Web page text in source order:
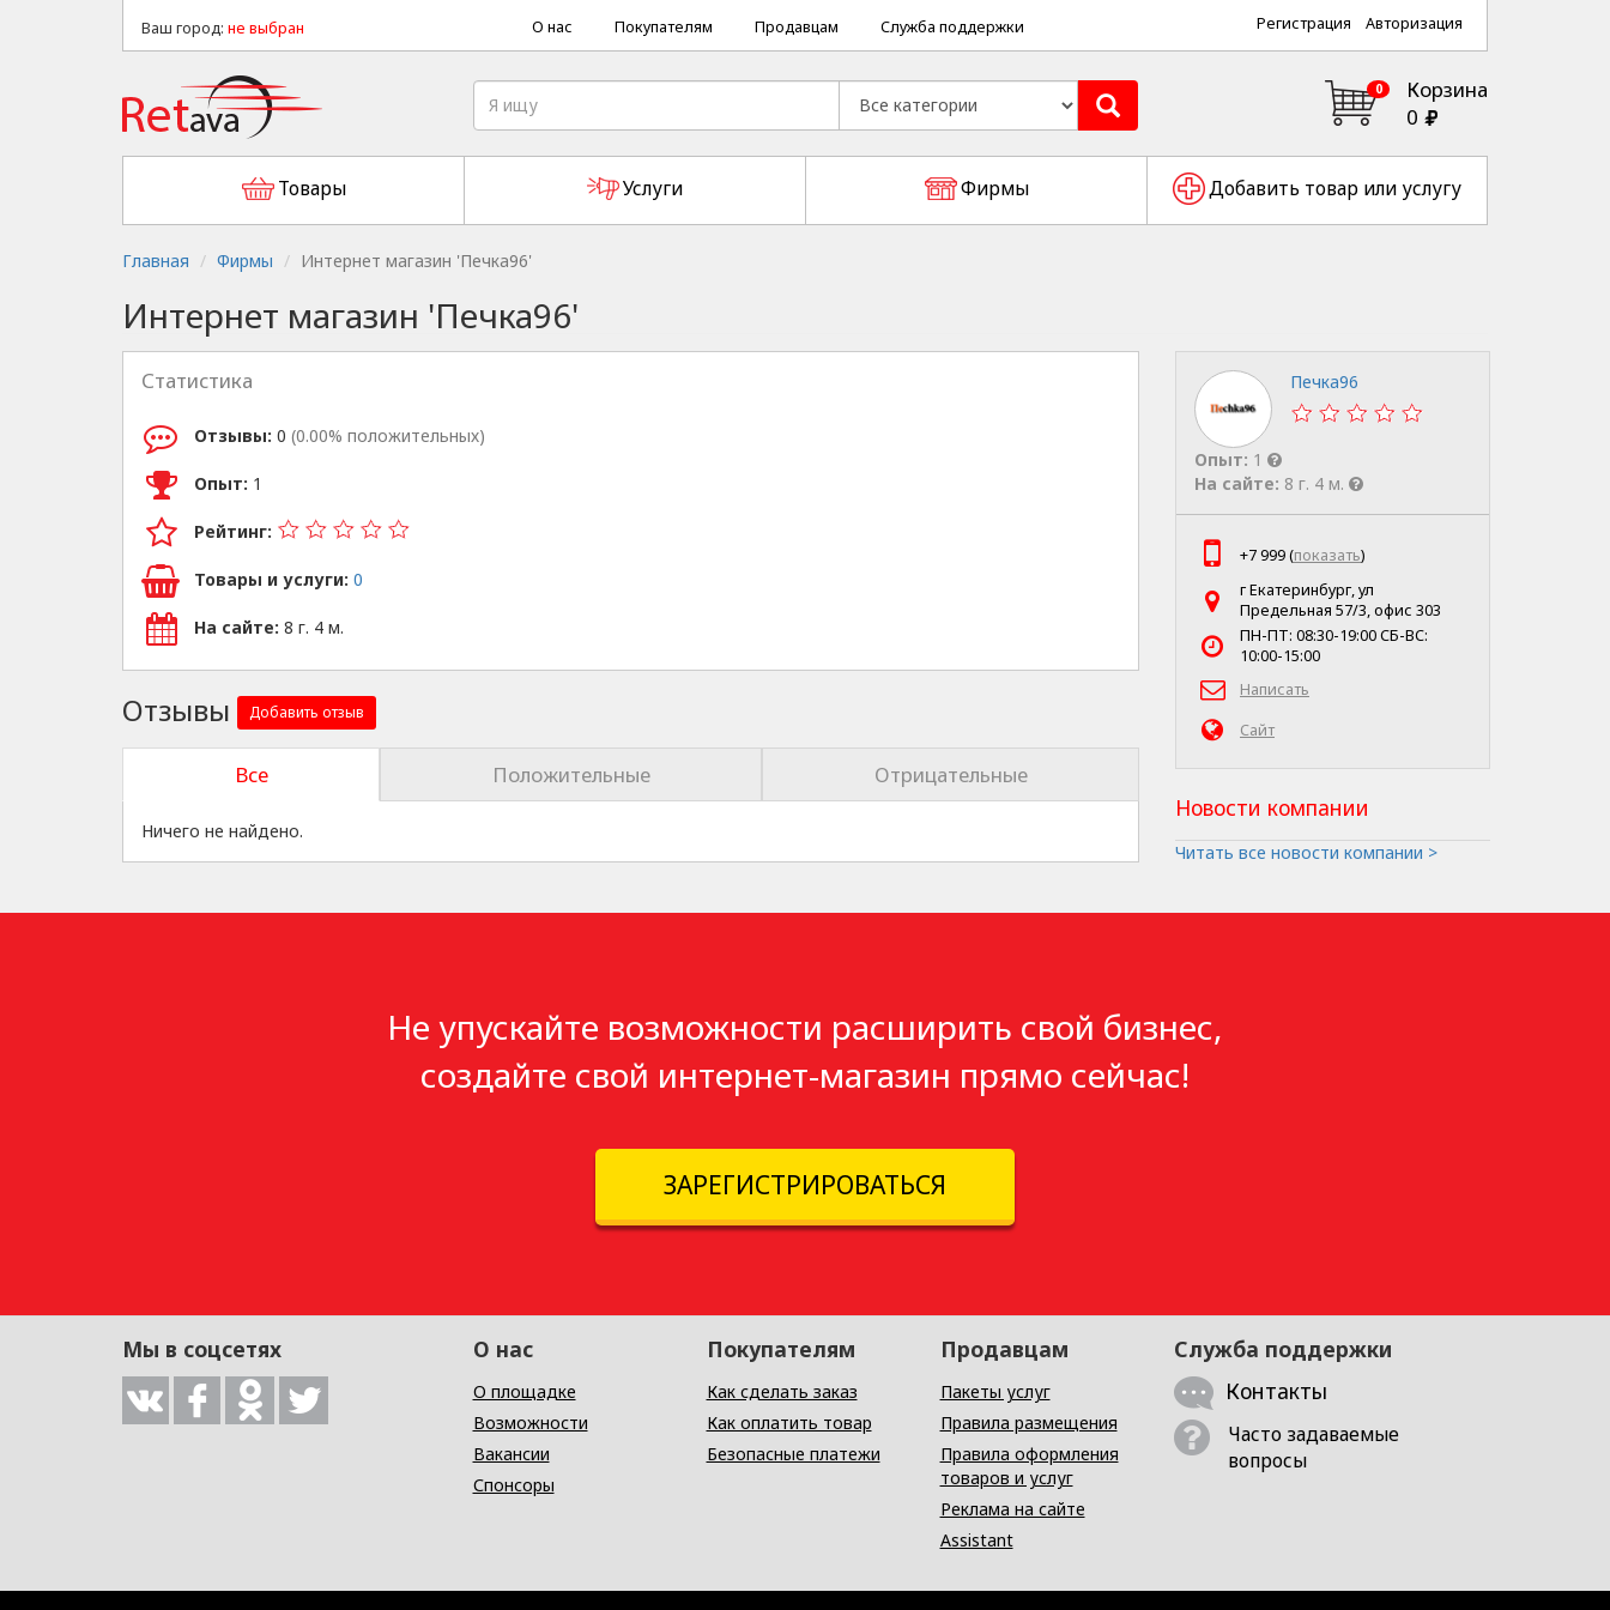
Ваш город: не выбран Регистрация Авторизация
О нас Покупателям Продавцам Служба поддержки
0
Корзина
0
Товары Услуги Фирмы Добавить товар или услугу
Главная Фирмы Интернет магазин 'Печка96'
Интернет магазин 'Печка96'
Статистика
Отзывы: 0 (0.00% положительных)
Опыт: 1
Рейтинг:
Товары и услуги: 0
На сайте: 8 г. 4 м.
Отзывы Добавить отзыв
Все Положительные Отрицательные
Ничего не найдено.
Печка96
Опыт: 1
На сайте: 8 г. 4 м.
+7 999 (показать)
г Екатеринбург, ул
Предельная 57/3, офис 303
ПН-ПТ: 08:30-19:00 СБ-ВС:
10:00-15:00
Написать
Сайт
Новости компании
Читать все новости компании >
Не упускайте возможности расширить свой бизнес,
создайте свой интернет-магазин прямо сейчас!
ЗАРЕГИСТРИРОВАТЬСЯ
Мы в соцсетях О нас
О площадке
Возможности
Вакансии
Спонсоры
Покупателям
Как сделать заказ
Как оплатить товар
Безопасные платежи
Продавцам
Пакеты услуг
Правила размещения
Правила оформления
товаров и услуг
Реклама на сайте
Assistant
Служба поддержки
Контакты
Часто задаваемые
вопросы